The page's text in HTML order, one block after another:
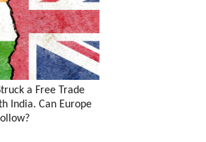
a Free Trade
India. Can Europe